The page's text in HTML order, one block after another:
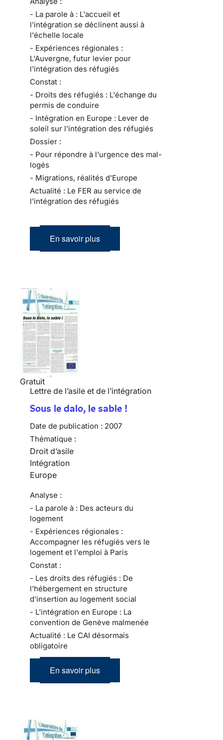
- La parole à : L'accueil et
l'intégration se déclinent aussi à
l'échelle locale
- Expériences régionales :
L'Auvergne, futur levier pour
l'intégration des réfugiés
Constat :
- Droits des réfugiés : L'échange du
permis de conduire
- Intégration en Europe : Lever de
soleil sur l'intégration des réfugiés
Dossier :
- Pour répondre à l'urgence des mal-
logés
- Migrations, réalités d'Europe
Actualité : Le FER au service de
l'intégration des réfugiés
En savoir plus
Gratuit
Lettre de l’asile et de l’intégration
Sous le dalo, le sable !
Date de publication : 2007
Thématique :
Droit d’asile
Intégration
Europe
Analyse :
- La parole à : Des acteurs du
logement
- Expériences régionales :
Accompagner les réfugiés vers le
logement et l'emploi à Paris
Constat :
- Les droits des réfugiés : De
l'hébergement en structure
d'insertion au logement social
- L'intégration en Europe : La
convention de Genève malmenée
Actualité : Le CAI désormais
obligatoire
En savoir plus